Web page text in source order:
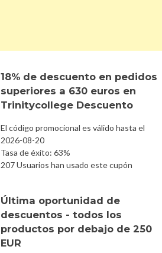
18% de descuento en pedidos
superiores a 630 euros en
Trinitycollege Descuento
El código promocional es válido hasta el
2026-08-20
Tasa de éxito: 63%
207 Usuarios han usado este cupón
Última oportunidad de
descuentos - todos los
productos por debajo de 250
EUR